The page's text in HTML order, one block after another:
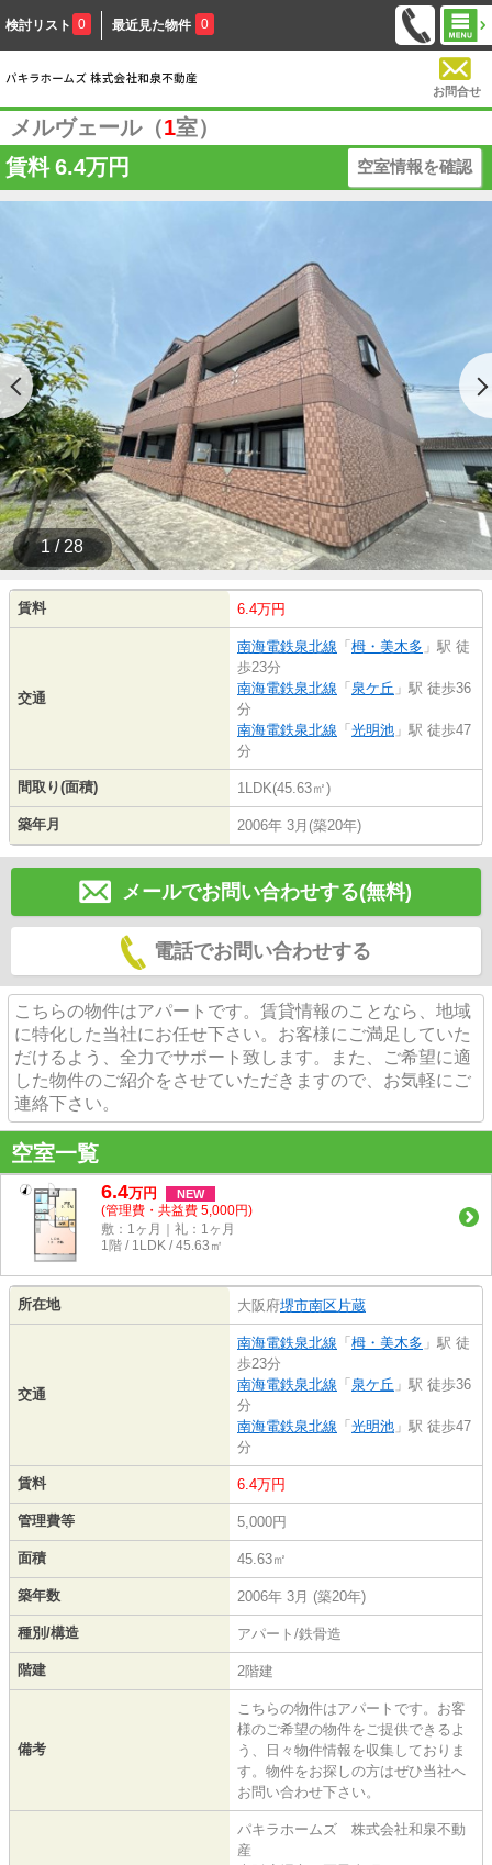
検討リスト 0 最近見た物件 0
お問合せ
メルヴェール（1室）
賃料 6.4万円 空室情報を確認
1 / 28
賃料 6.4万円
交通
南海電鉄泉北線 「 栂・美木多 」駅 徒
歩23分
南海電鉄泉北線 「 泉ケ丘 」駅 徒歩36
分
南海電鉄泉北線 「 光明池 」駅 徒歩47
分
間取り(面積) 1LDK(45.63㎡)
築年月 2006年 3月(築20年)
メールでお問い合わせする(無料)
電話でお問い合わせする
こちらの物件はアパートです。賃貸情報のことなら、地域
に特化した当社にお任せ下さい。お客様にご満足していた
だけるよう、全力でサポート致します。また、ご希望に適
した物件のご紹介をさせていただきますので、お気軽にご
連絡下さい。
空室一覧
6.4万円 NEW
(管理費・共益費 5,000円)
敷：1ヶ月｜礼：1ヶ月
1階 / 1LDK / 45.63㎡
所在地 大阪府堺市南区片蔵
交通
南海電鉄泉北線 「 栂・美木多 」駅 徒
歩23分
南海電鉄泉北線 「 泉ケ丘 」駅 徒歩36
分
南海電鉄泉北線 「 光明池 」駅 徒歩47
分
賃料 6.4万円
管理費等 5,000円
面積 45.63㎡
築年数 2006年 3月 (築20年)
種別/構造 アパート/鉄骨造
階建 2階建
備考
こちらの物件はアパートです。お客
様のご希望の物件をご提供できるよ
う、日々物件情報を収集しておりま
す。物件をお探しの方はぜひ当社へ
お問い合わせ下さい。
パキラホームズ 株式会社和泉不動
産